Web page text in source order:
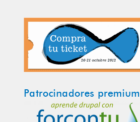
Patrocinadores premium